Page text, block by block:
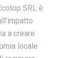
SRL è
a creare
locale